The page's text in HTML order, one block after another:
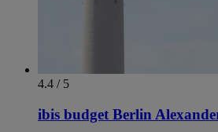
4.4 / 5
ibis budget Berlin